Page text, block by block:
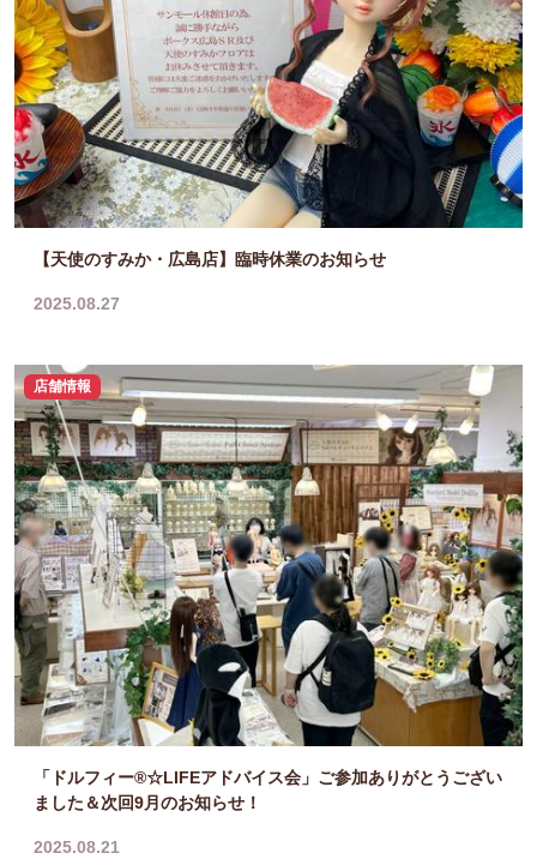
【天使のすみか・広島店】臨時休業のお知らせ
2025.08.27
店舗情報
「ドルフィー®☆LIFEアドバイス会」ご参加ありがとうござい
ました＆次回9月のお知らせ！
2025.08.21